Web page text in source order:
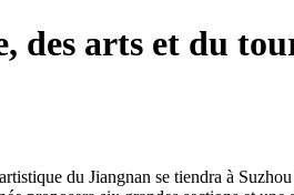
des arts et du
du Jiangnan se tiendra à